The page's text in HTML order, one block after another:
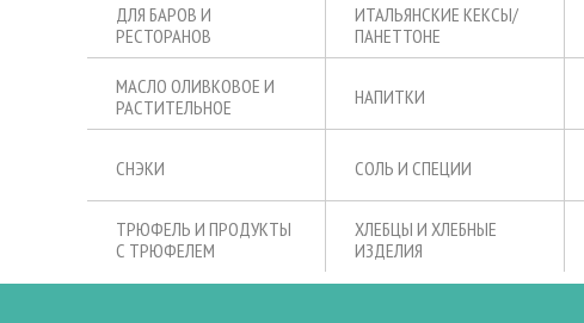
ДЛЯ БАРОВ И
РЕСТОРАНОВ
ИТАЛЬЯНСКИЕ КЕКСЫ/
ПАНЕТТОНЕ
МАСЛО ОЛИВКОВОЕ И
РАСТИТЕЛЬНОЕ
НАПИТКИ
СНЭКИ СОЛЬ И СПЕЦИИ
ТРЮФЕЛЬ И ПРОДУКТЫ
С ТРЮФЕЛЕМ
ХЛЕБЦЫ И ХЛЕБНЫЕ
ИЗДЕЛИЯ